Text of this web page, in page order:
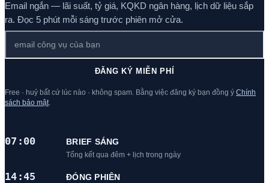
Email ngắn — lãi suất, tỷ giá, KQKD ngân hàng, lịch dữ liệu sắp
ra. Đọc 5 phút mỗi sáng trước phiên mở cửa.
ĐĂNG KÝ MIỄN PHÍ
Free · huỷ bất cứ lúc nào · không spam. Bằng việc đăng ký bạn đồng ý Chính
sách bảo mật
07:00 BRIEF SÁNG
Tổng kết qua đêm + lịch trong ngày
14:45 ĐÓNG PHIÊN